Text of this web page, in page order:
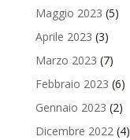
Maggio 2023 (5)
Aprile 2023 (3)
Marzo 2023 (7)
Febbraio 2023 (6)
Gennaio 2023 (2)
Dicembre 2022(4)